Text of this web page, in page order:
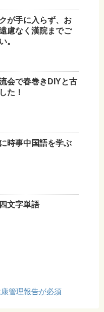
が手に入らず、お
慮なく漢院までご
。
会で春巻きDIYと古
た！
時事中国語を学ぶ
文字単語
康管理報告が必須